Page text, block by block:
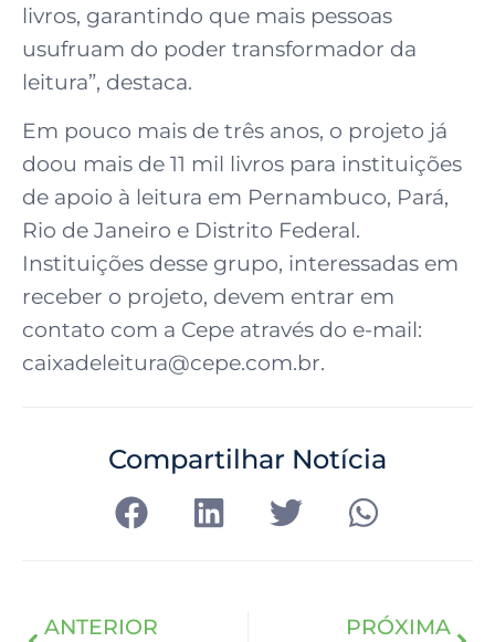
livros, garantindo que mais pessoas
usufruam do poder transformador da
leitura”, destaca.
Em pouco mais de três anos, o projeto já
doou mais de 11 mil livros para instituições
de apoio à leitura em Pernambuco, Pará,
Rio de Janeiro e Distrito Federal.
Instituições desse grupo, interessadas em
receber o projeto, devem entrar em
contato com a Cepe através do e-mail:
caixadeleitura@cepe.com.br.
Compartilhar Notícia
ANTERIOR PRÓXIMA